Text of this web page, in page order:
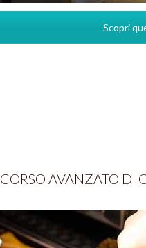
Scopri
CORSO AVANZATO DI